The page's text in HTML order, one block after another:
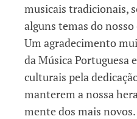
musicais tradicionais,
alguns temas do
Um agradecimento
da Música Portuguesa
culturais pela
manterem a nossa
mente dos mais novos.